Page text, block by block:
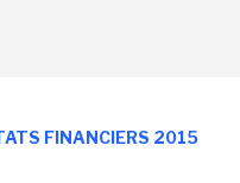
FINANCIERS 2015